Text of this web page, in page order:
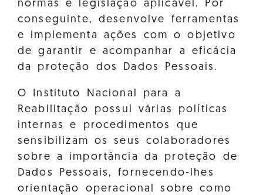
normas e legislação aplicável. Por
conseguinte, desenvolve ferramentas
e implementa ações com o objetivo
de garantir e acompanhar a eficácia
da proteção dos Dados Pessoais.
O Instituto Nacional para a
Reabilitação possui várias políticas
internas e procedimentos que
sensibilizam os seus colaboradores
sobre a importância da proteção de
Dados Pessoais, fornecendo-lhes
orientação operacional sobre como